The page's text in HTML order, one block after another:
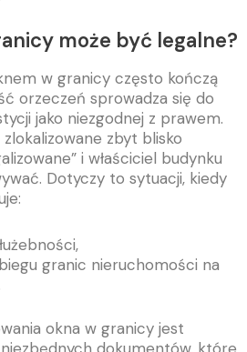
może być legalne?
w granicy często kończą
orzeczeń sprowadza się do
jako niezgodnej z prawem.
zbyt blisko
i właściciel budynku
Dotyczy to sytuacji, kiedy
granic nieruchomości na
okna w granicy jest